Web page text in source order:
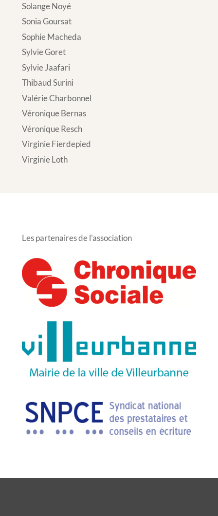
Solange Noyé
Sonia Goursat
Sophie Macheda
Sylvie Goret
Sylvie Jaafari
Thibaud Surini
Valérie Charbonnel
Véronique Bernas
Véronique Resch
Virginie Fierdepied
Virginie Loth
Les partenaires de l'association